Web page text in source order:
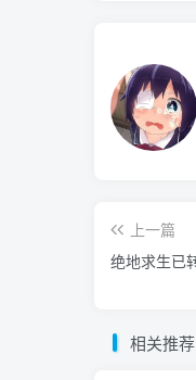
上一篇
绝地求生已
相关推荐